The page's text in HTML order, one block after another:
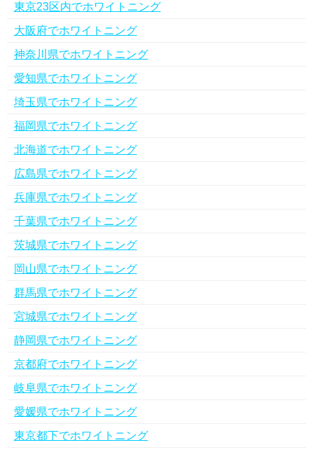
東京23区内でホワイトニング
大阪府でホワイトニング
神奈川県でホワイトニング
愛知県でホワイトニング
埼玉県でホワイトニング
福岡県でホワイトニング
北海道でホワイトニング
広島県でホワイトニング
兵庫県でホワイトニング
千葉県でホワイトニング
茨城県でホワイトニング
岡山県でホワイトニング
群馬県でホワイトニング
宮城県でホワイトニング
静岡県でホワイトニング
京都府でホワイトニング
岐阜県でホワイトニング
愛媛県でホワイトニング
東京都下でホワイトニング